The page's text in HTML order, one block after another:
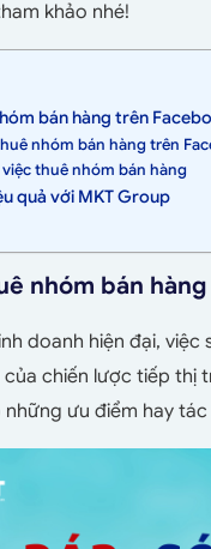
khảo nhé!
bán hàng trên
nhóm bán hàng trên
việc thuê nhóm bán hàng
quả với MKT Group
nhóm bán
doanh hiện đại,
chiến lược tiếp thị
ưu điểm hay